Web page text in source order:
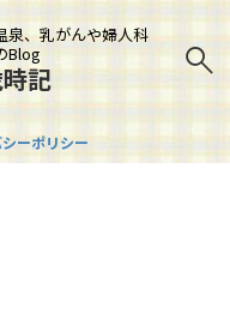
泉、乳がんや婦人科
Blog
記
ーポリシー